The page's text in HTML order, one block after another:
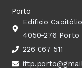
Porto
Edíficio
4050-276 Porto
226 067 511